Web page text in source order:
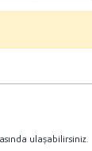
ulaşabilirsiniz.